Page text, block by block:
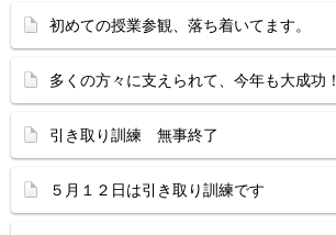
初めての授業参観、落ち着いてます。
多くの方々に支えられて、今年も大成功！
引き取り訓練 無事終了
５月１２日は引き取り訓練です